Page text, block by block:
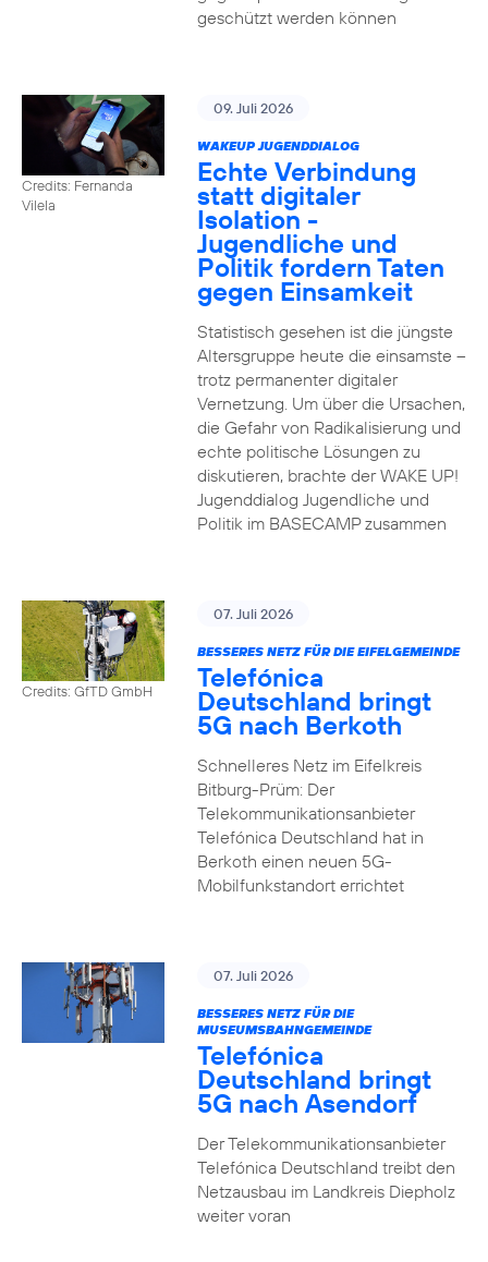
geschützt werden können
Credits: Fernanda
Vilela
09. Juli 2026
WAKEUP JUGENDDIALOG
Echte Verbindung
statt digitaler
Isolation -
Jugendliche und
Politik fordern Taten
gegen Einsamkeit
Statistisch gesehen ist die jüngste
Altersgruppe heute die einsamste –
trotz permanenter digitaler
Vernetzung. Um über die Ursachen,
die Gefahr von Radikalisierung und
echte politische Lösungen zu
diskutieren, brachte der WAKE UP!
Jugenddialog Jugendliche und
Politik im BASECAMP zusammen
Credits: GfTD GmbH
07. Juli 2026
BESSERES NETZ FÜR DIE EIFELGEMEINDE
Telefónica
Deutschland bringt
5G nach Berkoth
Schnelleres Netz im Eifelkreis
Bitburg-Prüm: Der
Telekommunikationsanbieter
Telefónica Deutschland hat in
Berkoth einen neuen 5G-
Mobilfunkstandort errichtet
07. Juli 2026
BESSERES NETZ FÜR DIE
MUSEUMSBAHNGEMEINDE
Telefónica
Deutschland bringt
5G nach Asendorf
Der Telekommunikationsanbieter
Telefónica Deutschland treibt den
Netzausbau im Landkreis Diepholz
weiter voran